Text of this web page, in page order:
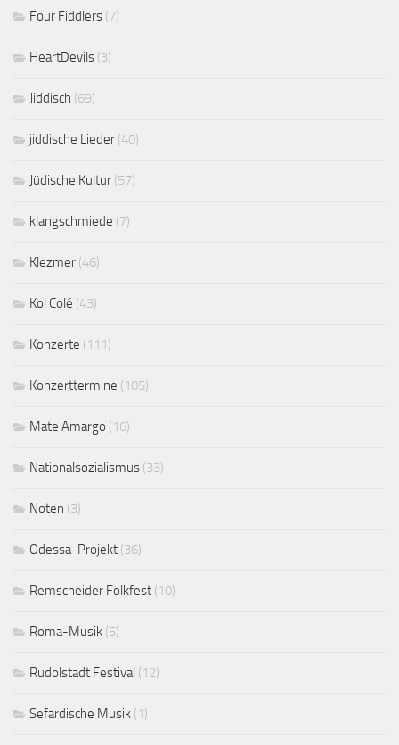
Four Fiddlers (7)
HeartDevils (3)
Jiddisch (69)
jiddische Lieder (40)
Jüdische Kultur (57)
klangschmiede (7)
Klezmer (46)
Kol Colé (43)
Konzerte (111)
Konzerttermine (105)
Mate Amargo (16)
Nationalsozialismus (33)
Noten (3)
Odessa-Projekt (36)
Remscheider Folkfest (10)
Roma-Musik (5)
Rudolstadt Festival (12)
Sefardische Musik (1)